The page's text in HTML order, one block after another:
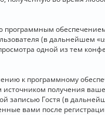
(в дальнейшем
одной из тем
к программному
источником получения
записью Гостя (в
вами после